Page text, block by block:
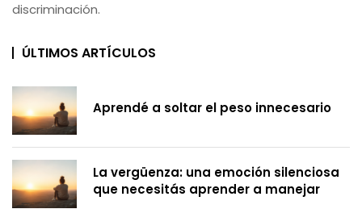
discriminación.
ÚLTIMOS ARTÍCULOS
Aprendé a soltar el peso innecesario
La vergüenza: una emoción silenciosa
que necesitás aprender a manejar